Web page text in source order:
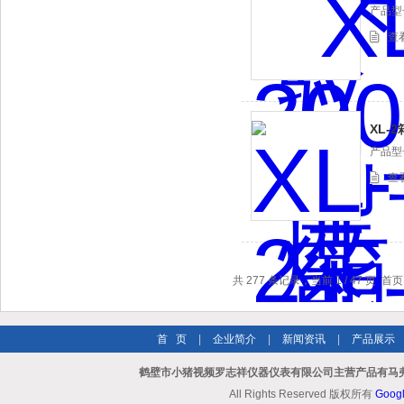
产品型号
查
XL-2
产品型
查
共 277 条记录，当前 1 / 47 页
首 页 企业简介 新闻资讯 产品展示
鹤壁市小猪视频罗志祥仪器仪表有限公司主营产品有
All Rights Reserved 版权所有